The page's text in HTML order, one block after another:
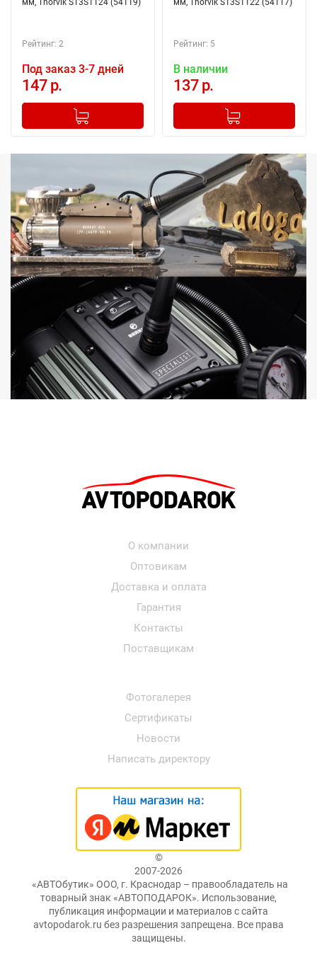
мм, Thorvik S13S1124 (54119)
Рейтинг: 2
Под заказ 3-7 дней
147 р.
+
Добавлено в корзину
мм, Thorvik S13S1122 (54117)
Рейтинг: 5
В наличии
137 р.
+
Добавлено в корзину
О компании
Оптовикам
Доставка и оплата
Гарантия
Контакты
Поставщикам
Фотогалерея
Сертификаты
Новости
Написать директору
©
2007-2026
«АВТОбутик» ООО, г. Краснодар – правообладатель на
товарный знак «АВТОПОДАРОК». Использование,
публикация информации и материалов с сайта
avtopodarok.ru без разрешения запрещена. Все права
защищены.